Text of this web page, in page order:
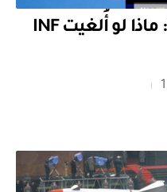
الناتو في مواجهة روسيا: ماذا لو أُلغيت INF